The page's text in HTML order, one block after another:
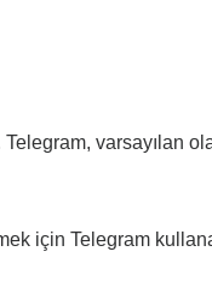
varsayılan
için Telegram